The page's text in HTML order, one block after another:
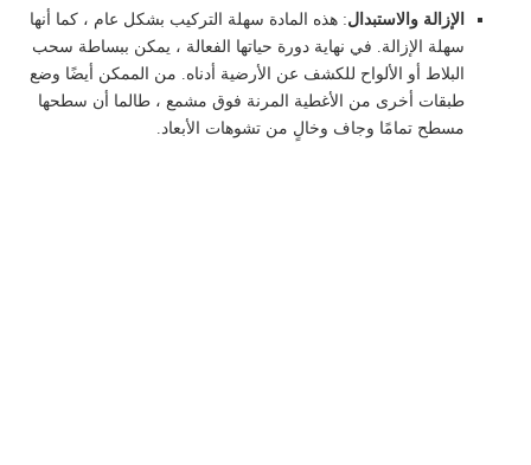
الإزالة والاستبدال: هذه المادة سهلة التركيب بشكل عام ، كما أنها
سهلة الإزالة. في نهاية دورة حياتها الفعالة ، يمكن ببساطة سحب
البلاط أو الألواح للكشف عن الأرضية أدناه. من الممكن أيضًا وضع
طبقات أخرى من الأغطية المرنة فوق مشمع ، طالما أن سطحها
مسطح تمامًا وجاف وخالٍ من تشوهات الأبعاد.